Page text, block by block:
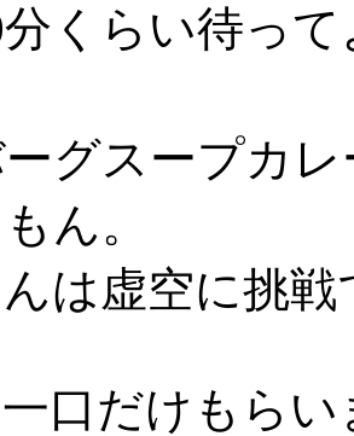
くらい待っ
グスープカ
ん。
は虚空に挑
口だけもら